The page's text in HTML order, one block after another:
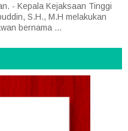
- Kepala Kejaksaan Tinggi
S.H., M.H melakukan
bernama ...